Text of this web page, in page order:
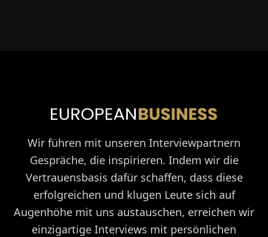
Wir führen mit unseren Interviewpartnern
Gespräche, die inspirieren. Indem wir die
Vertrauensbasis dafür schaffen, dass diese
erfolgreichen und klugen Leute sich auf
Augenhöhe mit uns austauschen, erreichen wir
einzigartige Interviews mit persönlichen